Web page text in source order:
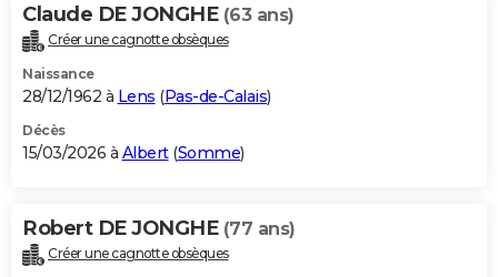
Carte de Noël
Carte Bonne année
Carte Saint-Valentin
Carte Pâques
Carte d'anniversaire
DICTIONNAIRE
Dictionnaire
Biographies
Citations
Expressions
Proverbes
PROGRAMME TV
S'inscrire
Se connecter
Lycées
Collèges
Primaires
Universités
Entreprises
Service militaire
Avis de recherche
AVIS DE DÉCÈS
Bricolage
Lifestyle
Culture
Sport
Auto
Television
Voyage
Cinema
Claude DE JONGHE (63 ans)
Créer une cagnotte obsèques
Naissance
28/12/1962 à Lens (Pas-de-Calais)
Décès
15/03/2026 à Albert(Somme)
Robert DE JONGHE (77 ans)
Créer une cagnotte obsèques